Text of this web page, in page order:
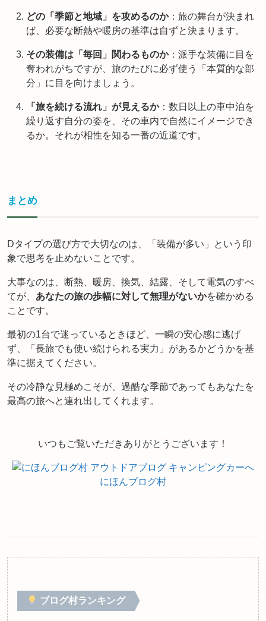
どの「季節と地域」を攻めるのか：旅の舞台が決まれ
ば、必要な断熱や暖房の基準は自ずと決まります。
その装備は「毎回」関わるものか：派手な装備に目を
奪われがちですが、旅のたびに必ず使う「本質的な部
分」に目を向けましょう。
「旅を続ける流れ」が見えるか：数日以上の車中泊を
繰り返す自分の姿を、その車内で自然にイメージでき
るか。それが相性を知る一番の近道です。
まとめ
Dタイプの選び方で大切なのは、「装備が多い」という印
象で思考を止めないことです。
大事なのは、断熱、暖房、換気、結露、そして電気のすべ
てが、 あなたの旅の歩幅に対して無理がないかを確かめる
ことです。
最初の1台で迷っているときほど、一瞬の安心感に逃げ
ず、「長旅でも使い続けられる実力」があるかどうかを基
準に据えてください。
その冷静な見極めこそが、過酷な季節であってもあなたを
最高の旅へと連れ出してくれます。
いつもご覧いただきありがとうございます！
にほんブログ村
ブログ村ランキング